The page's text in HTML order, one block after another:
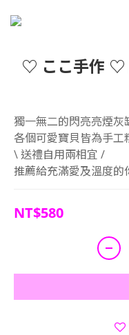
♡ ここ手作 ♡
獨一無二的閃亮亮煙
各個可愛寶貝皆為手工
\ 送禮自用兩相宜 /
推薦給充滿愛及溫度
NT$580